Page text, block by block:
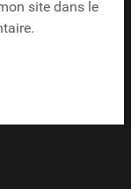
site dans le